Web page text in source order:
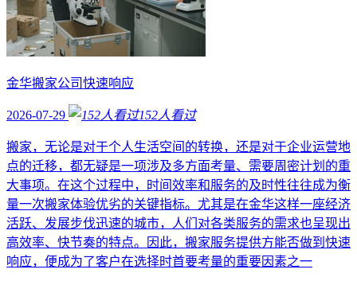
金华搬家公司快速响应
2026-07-29 152人看过
搬家，无论是对于个人生活空间的转换，还是对于企业运营地
点的迁移，都无疑是一项涉及多方面考量、需要周密计划的重
大事项。在这个过程中，时间效率和服务的及时性往往成为衡
量一次搬家体验优劣的关键指标。尤其是在金华这样一座经济
活跃、发展步伐迅速的城市，人们对各类服务的需求也呈现出
高效率、快节奏的特点。因此，搬家服务提供方能否做到快速
响应，便成为了客户在选择时首要考量的重要因素之一